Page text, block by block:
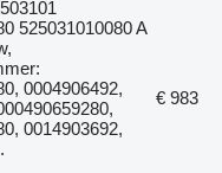
525031010080 A
0004906492,
0014903692,
€ 983